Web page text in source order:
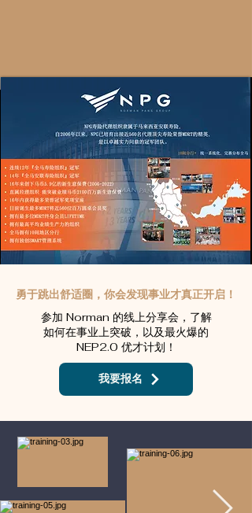
勇于跳出舒适圈，你会发现事业才真正开启！
参加 Norman 的线上分享会，了解
如何在事业上突破，以及最火爆的
NEP2.0 优才计划！
我要报名